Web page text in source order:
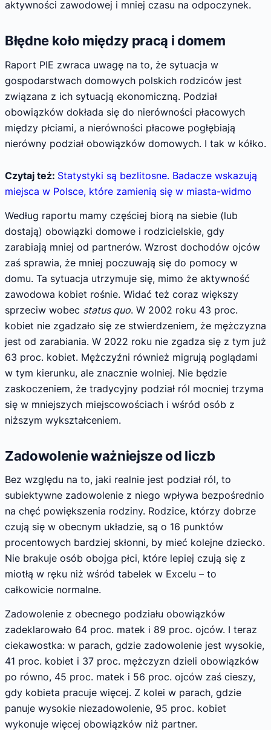
aktywności zawodowej i mniej czasu na odpoczynek.
Błędne koło między pracą i domem
Raport PIE zwraca uwagę na to, że sytuacja w
gospodarstwach domowych polskich rodziców jest
związana z ich sytuacją ekonomiczną. Podział
obowiązków dokłada się do nierówności płacowych
między płciami, a nierówności płacowe pogłębiają
nierówny podział obowiązków domowych. I tak w kółko.
Czytaj też: Statystyki są bezlitosne. Badacze wskazują
miejsca w Polsce, które zamienią się w miasta-widmo
Według raportu mamy częściej biorą na siebie (lub
dostają) obowiązki domowe i rodzicielskie, gdy
zarabiają mniej od partnerów. Wzrost dochodów ojców
zaś sprawia, że mniej poczuwają się do pomocy w
domu. Ta sytuacja utrzymuje się, mimo że aktywność
zawodowa kobiet rośnie. Widać też coraz większy
sprzeciw wobec status quo. W 2002 roku 43 proc.
kobiet nie zgadzało się ze stwierdzeniem, że mężczyzna
jest od zarabiania. W 2022 roku nie zgadza się z tym już
63 proc. kobiet. Mężczyźni również migrują poglądami
w tym kierunku, ale znacznie wolniej. Nie będzie
zaskoczeniem, że tradycyjny podział ról mocniej trzyma
się w mniejszych miejscowościach i wśród osób z
niższym wykształceniem.
Zadowolenie ważniejsze od liczb
Bez względu na to, jaki realnie jest podział ról, to
subiektywne zadowolenie z niego wpływa bezpośrednio
na chęć powiększenia rodziny. Rodzice, którzy dobrze
czują się w obecnym układzie, są o 16 punktów
procentowych bardziej skłonni, by mieć kolejne dziecko.
Nie brakuje osób obojga płci, które lepiej czują się z
miotłą w ręku niż wśród tabelek w Excelu – to
całkowicie normalne.
Zadowolenie z obecnego podziału obowiązków
zadeklarowało 64 proc. matek i 89 proc. ojców. I teraz
ciekawostka: w parach, gdzie zadowolenie jest wysokie,
41 proc. kobiet i 37 proc. mężczyzn dzieli obowiązków
po równo, 45 proc. matek i 56 proc. ojców zaś cieszy,
gdy kobieta pracuje więcej. Z kolei w parach, gdzie
panuje wysokie niezadowolenie, 95 proc. kobiet
wykonuje więcej obowiązków niż partner.